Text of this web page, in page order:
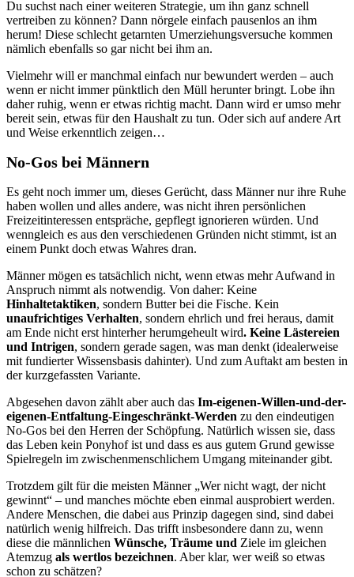
Du suchst nach einer weiteren Strategie, um ihn ganz schnell
vertreiben zu können? Dann nörgele einfach pausenlos an ihm
herum! Diese schlecht getarnten Umerziehungsversuche kommen
nämlich ebenfalls so gar nicht bei ihm an.
Vielmehr will er manchmal einfach nur bewundert werden – auch
wenn er nicht immer pünktlich den Müll herunter bringt. Lobe ihn
daher ruhig, wenn er etwas richtig macht. Dann wird er umso mehr
bereit sein, etwas für den Haushalt zu tun. Oder sich auf andere Art
und Weise erkenntlich zeigen…
No-Gos bei Männern
Es geht noch immer um, dieses Gerücht, dass Männer nur ihre Ruhe
haben wollen und alles andere, was nicht ihren persönlichen
Freizeitinteressen entspräche, gepflegt ignorieren würden. Und
wenngleich es aus den verschiedenen Gründen nicht stimmt, ist an
einem Punkt doch etwas Wahres dran.
Männer mögen es tatsächlich nicht, wenn etwas mehr Aufwand in
Anspruch nimmt als notwendig. Von daher: Keine
Hinhaltetaktiken, sondern Butter bei die Fische. Kein
unaufrichtiges Verhalten, sondern ehrlich und frei heraus, damit
am Ende nicht erst hinterher herumgeheult wird. Keine Lästereien
und Intrigen, sondern gerade sagen, was man denkt (idealerweise
mit fundierter Wissensbasis dahinter). Und zum Auftakt am besten in
der kurzgefassten Variante.
Abgesehen davon zählt aber auch das Im-eigenen-Willen-und-der-
eigenen-Entfaltung-Eingeschränkt-Werden zu den eindeutigen
No-Gos bei den Herren der Schöpfung. Natürlich wissen sie, dass
das Leben kein Ponyhof ist und dass es aus gutem Grund gewisse
Spielregeln im zwischenmenschlichem Umgang miteinander gibt.
Trotzdem gilt für die meisten Männer „Wer nicht wagt, der nicht
gewinnt“ – und manches möchte eben einmal ausprobiert werden.
Andere Menschen, die dabei aus Prinzip dagegen sind, sind dabei
natürlich wenig hilfreich. Das trifft insbesondere dann zu, wenn
diese die männlichen Wünsche, Träume und Ziele im gleichen
Atemzug als wertlos bezeichnen. Aber klar, wer weiß so etwas
schon zu schätzen?